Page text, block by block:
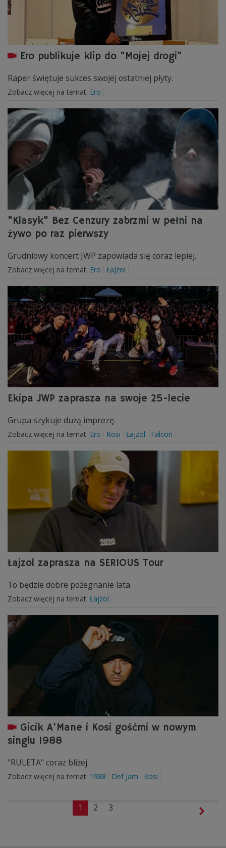
Ero publikuje klip do "Mojej drogi"
Raper świętuje sukces swojej ostatniej płyty.
Zobacz więcej na temat: Ero
"Klasyk" Bez Cenzury zabrzmi w pełni na
żywo po raz pierwszy
Grudniowy koncert JWP zapowiada się coraz lepiej.
Zobacz więcej na temat: Ero Łajzol
Ekipa JWP zaprasza na swoje 25-lecie
Grupa szykuje dużą imprezę.
Zobacz więcej na temat: Ero Kosi Łajzol Falcon
Łajzol zaprasza na SERIOUS Tour
To będzie dobre pożegnanie lata.
Zobacz więcej na temat: Łajzol
Gicik A'Mane i Kosi gośćmi w nowym
singlu 1988
"RULETA" coraz bliżej.
Zobacz więcej na temat: 1988 Def Jam Kosi
1 2 3